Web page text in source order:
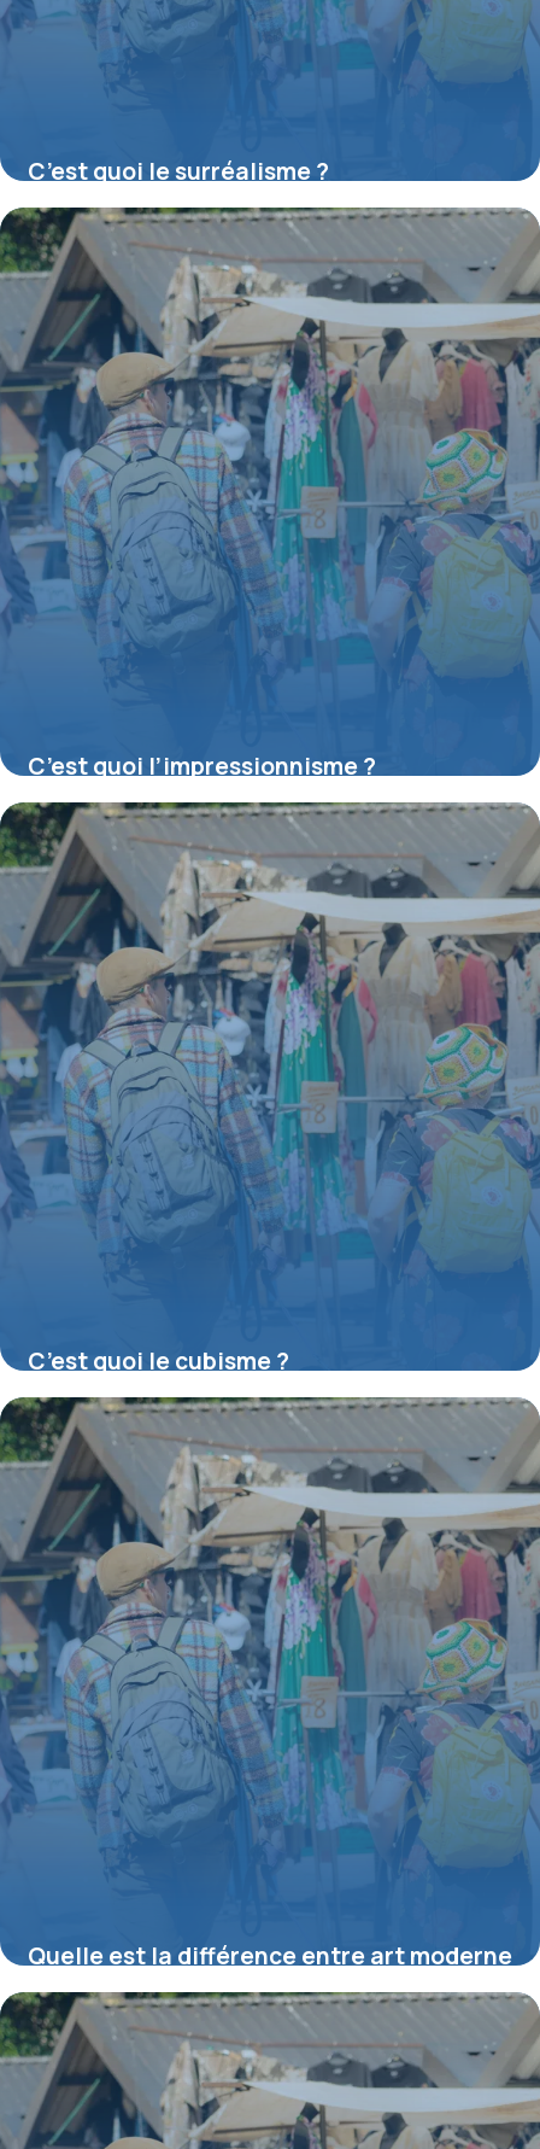
C’est quoi le surréalisme ?
16 juillet 2026
C’est quoi l’impressionnisme ?
16 juillet 2026
C’est quoi le cubisme ?
16 juillet 2026
Quelle est la différence entre art moderne
et art contemporain ?
16 juillet 2026